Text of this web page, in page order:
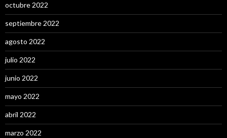
octubre 2022
septiembre 2022
agosto 2022
julio 2022
junio 2022
mayo 2022
abril 2022
marzo 2022